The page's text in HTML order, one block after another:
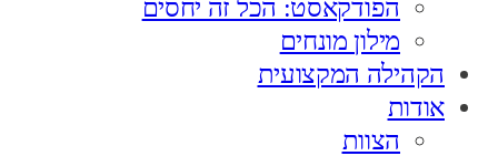
הפודקאסט: הכל זה יחסים
מילון מונחים
הקהילה המקצועית
אודות
הצוות